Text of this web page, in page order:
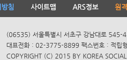
침 사이트맵 ARS정보 원
(06535) 서울특별시 서초구 강남대로 545-
대표전화 : 02-3775-8899 팩스번호 : 적립
COPYRIGHT (C) 2015 BY KOREA SOCIAL